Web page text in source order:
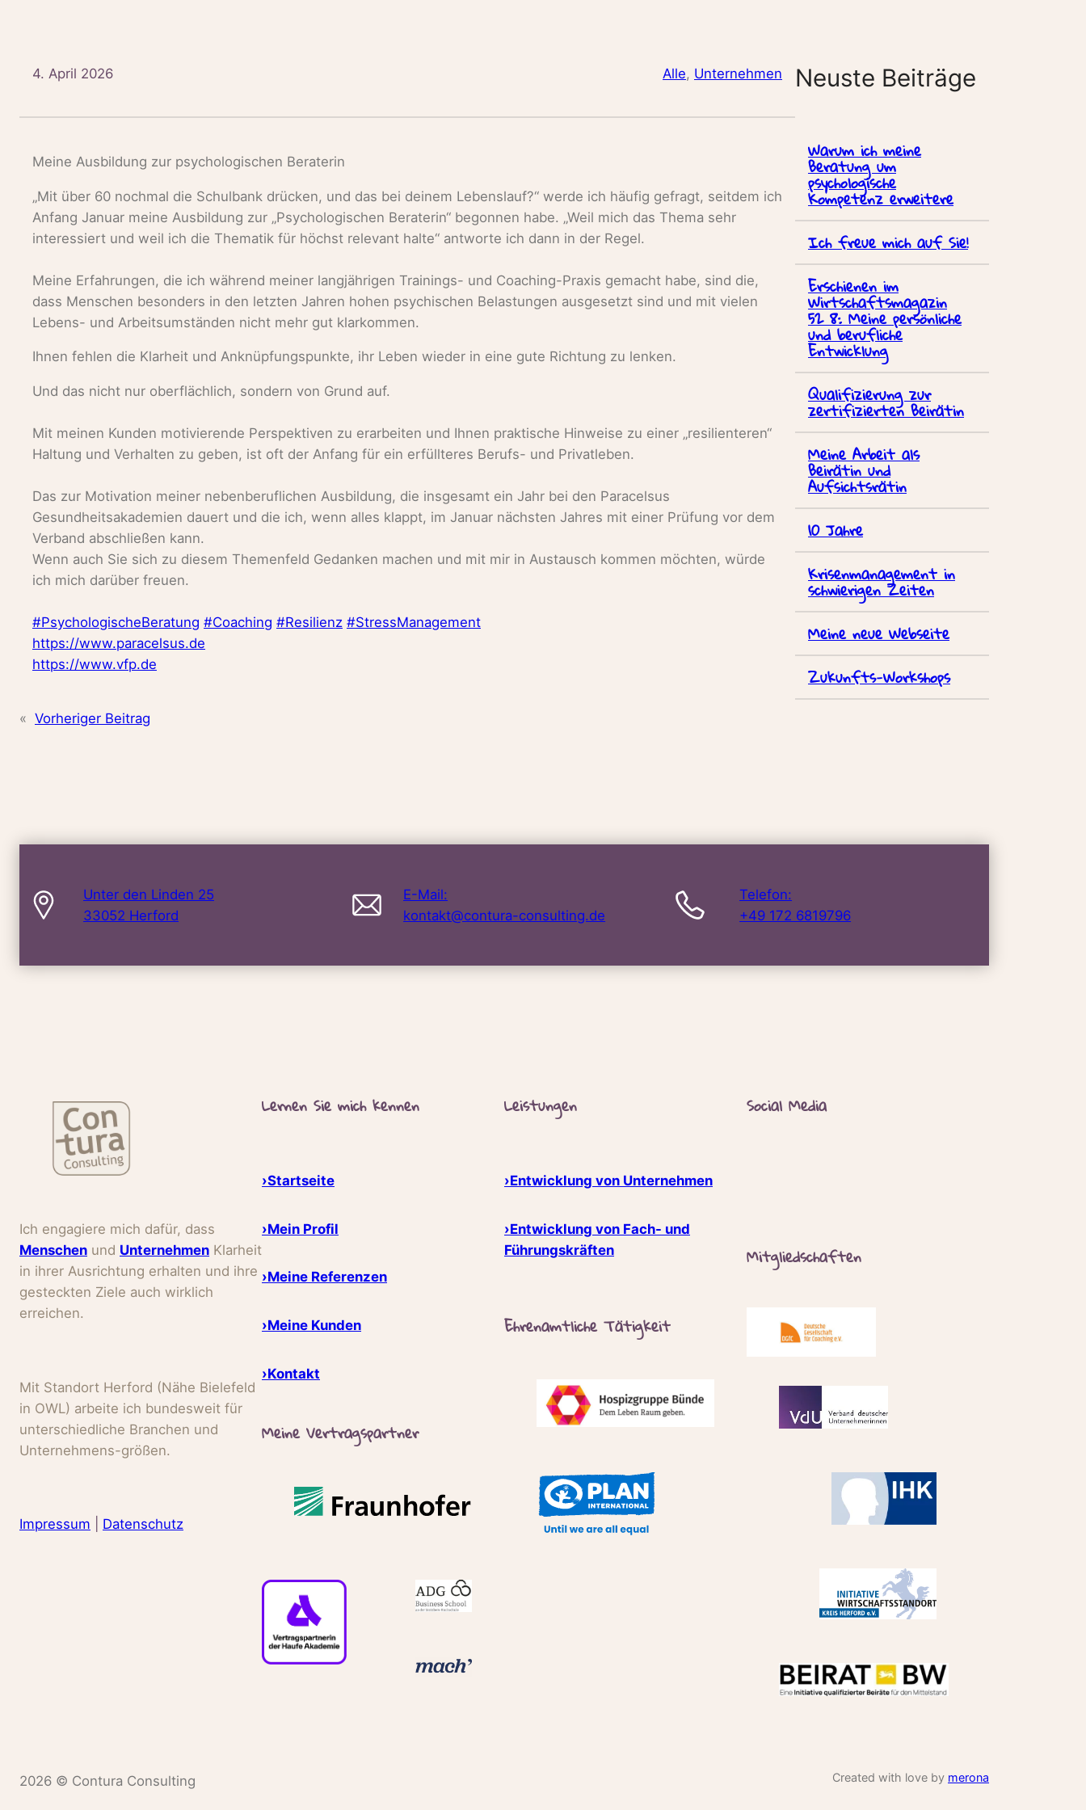
4. April 2026 Alle, Unternehmen
Meine Ausbildung zur psychologischen Beraterin
„Mit über 60 nochmal die Schulbank drücken, und das bei deinem Lebenslauf?“ werde ich häufig gefragt, seitdem ich
Anfang Januar meine Ausbildung zur „Psychologischen Beraterin“ begonnen habe. „Weil mich das Thema sehr
interessiert und weil ich die Thematik für höchst relevant halte“ antworte ich dann in der Regel.
Meine Erfahrungen, die ich während meiner langjährigen Trainings- und Coaching-Praxis gemacht habe, sind die,
dass Menschen besonders in den letzten Jahren hohen psychischen Belastungen ausgesetzt sind und mit vielen
Lebens- und Arbeitsumständen nicht mehr gut klarkommen.
Ihnen fehlen die Klarheit und Anknüpfungspunkte, ihr Leben wieder in eine gute Richtung zu lenken.
Und das nicht nur oberflächlich, sondern von Grund auf.
Mit meinen Kunden motivierende Perspektiven zu erarbeiten und Ihnen praktische Hinweise zu einer „resilienteren“
Haltung und Verhalten zu geben, ist oft der Anfang für ein erfüllteres Berufs- und Privatleben.
Das zur Motivation meiner nebenberuflichen Ausbildung, die insgesamt ein Jahr bei den Paracelsus
Gesundheitsakademien dauert und die ich, wenn alles klappt, im Januar nächsten Jahres mit einer Prüfung vor dem
Verband abschließen kann.
Wenn auch Sie sich zu diesem Themenfeld Gedanken machen und mit mir in Austausch kommen möchten, würde
ich mich darüber freuen.
#PsychologischeBeratung #Coaching #Resilienz #StressManagement
https://www.paracelsus.de
https://www.vfp.de
« Vorheriger Beitrag
Neuste Beiträge
Warum ich meine
Beratung um
psychologische
Kompetenz erweitere
Ich freue mich auf Sie!
Erschienen im
Wirtschaftsmagazin
52 8: Meine persönliche
und berufliche
Entwicklung
Qualifizierung zur
zertifizierten Beirätin
Meine Arbeit als
Beirätin und
Aufsichtsrätin
10 Jahre
Krisenmanagement in
schwierigen Zeiten
Meine neue Webseite
Zukunfts-Workshops
Unter den Linden 25
33052 Herford
E-Mail:
kontakt@contura-consulting.de
Telefon:
+49 172 6819796
Ich engagiere mich dafür, dass
Menschen und Unternehmen Klarheit
in ihrer Ausrichtung erhalten und ihre
gesteckten Ziele auch wirklich
erreichen.
Mit Standort Herford (Nähe Bielefeld
in OWL) arbeite ich bundesweit für
unterschiedliche Branchen und
Unternehmens-größen.
Impressum Datenschutz
Lernen Sie mich kennen
›Startseite
›Mein Profil
›Meine Referenzen
›Meine Kunden
›Kontakt
Meine Vertragspartner
Leistungen
›Entwicklung von Unternehmen
›Entwicklung von Fach- und
Führungskräften
Ehrenamtliche Tätigkeit
Social Media
Mitgliedschaften
2026 © Contura Consulting Created with love by merona